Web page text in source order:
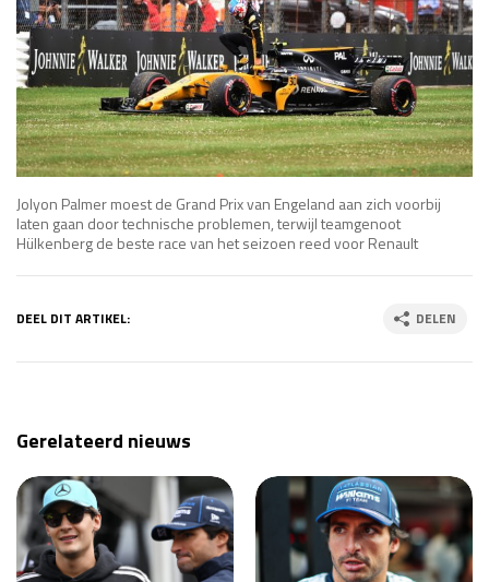
Jolyon Palmer moest de Grand Prix van Engeland aan zich voorbij
laten gaan door technische problemen, terwijl teamgenoot
Hülkenberg de beste race van het seizoen reed voor Renault
DEEL DIT ARTIKEL: DELEN
Gerelateerd nieuws